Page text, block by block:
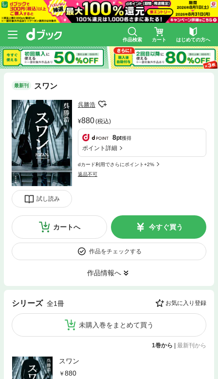
作品検索 カート はじめての方へ
最新刊 スワン
試し読み
呉勝浩
880(税込)
8pt獲得
ポイント詳細
dカード利用でさらにポイント+2%
返品不可
カートへ 今すぐ買う
作品をチェックする
作品情報へ
シリーズ 全1冊 お気に入り登録
未購入巻をまとめて買う
1巻から | 最新刊から
スワン
880